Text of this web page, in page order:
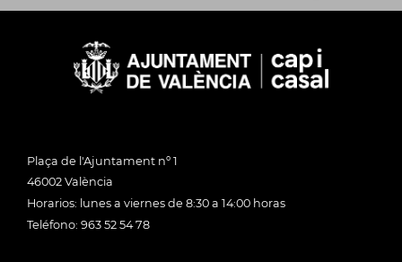
Plaça de l'Ajuntament nº 1
46002 València
Horarios: lunes a viernes de 8:30 a 14:00 horas
Teléfono: 963 52 54 78